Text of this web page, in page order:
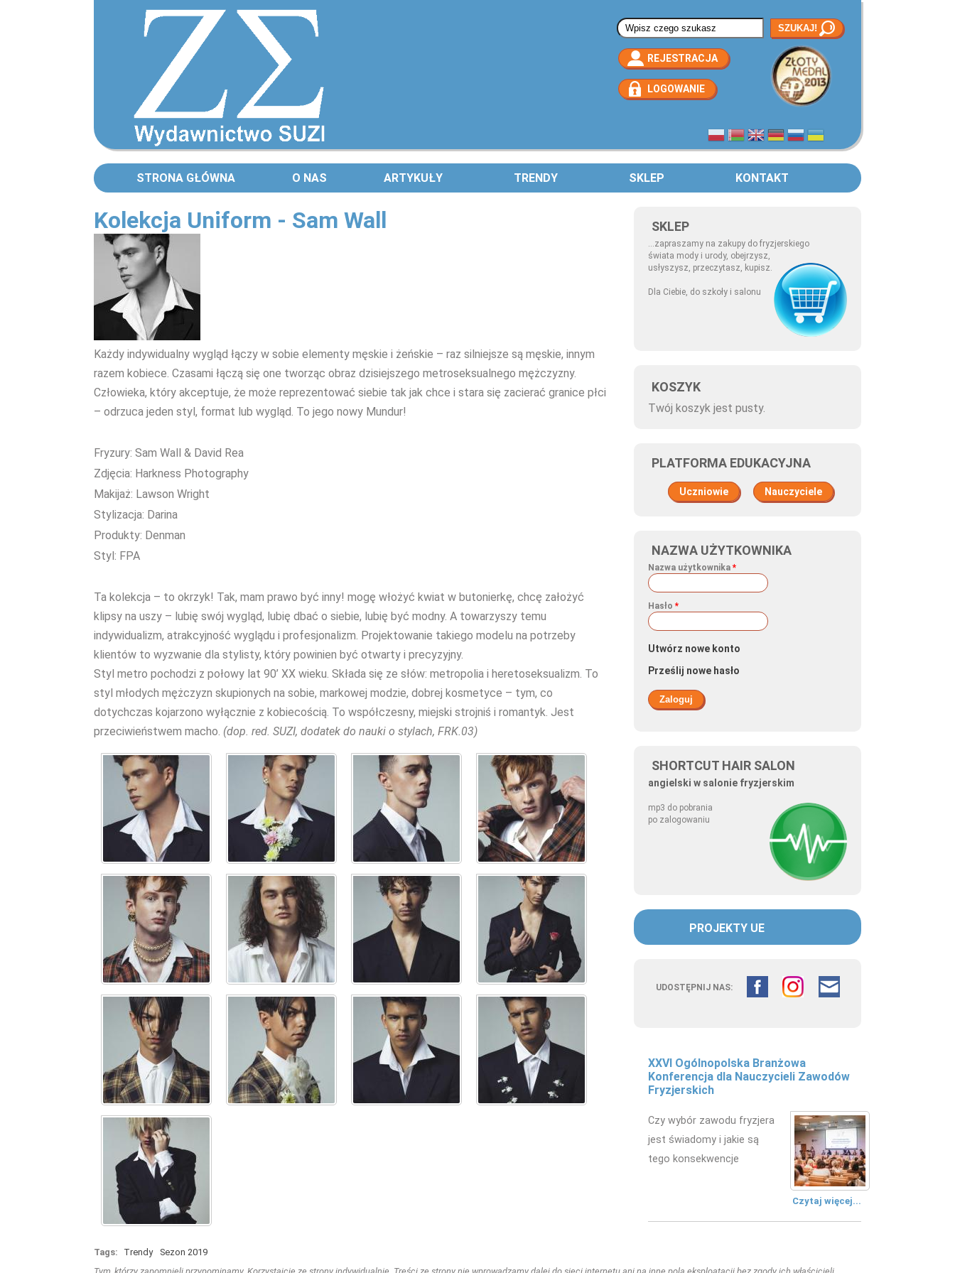
Formularz wyszukiwania
REJESTRACJA
LOGOWANIE
STRONA GŁÓWNA O NAS ARTYKUŁY TRENDY SKLEP KONTAKT
SKLEP
...zapraszamy na zakupy do fryzjerskiego
świata mody i urody, obejrzysz,
usłyszysz, przeczytasz, kupisz.
Dla Ciebie, do szkoły i salonu
KOSZYK
Twój koszyk jest pusty.
PLATFORMA EDUKACYJNA
Uczniowie Nauczyciele
NAZWA UŻYTKOWNIKA
Nazwa użytkownika *
Hasło *
Utwórz nowe konto
Prześlij nowe hasło
SHORTCUT HAIR SALON
angielski w salonie fryzjerskim
mp3 do pobrania
po zalogowaniu
PROJEKTY UE
UDOSTĘPNIJ NAS:
XXVI Ogólnopolska Branżowa
Konferencja dla Nauczycieli Zawodów
Fryzjerskich
Czy wybór zawodu fryzjera
jest świadomy i jakie są
tego konsekwencje
Czytaj więcej...
Kolekcja Uniform - Sam Wall
Każdy indywidualny wygląd łączy w sobie elementy męskie i żeńskie – raz silniejsze są męskie, innym
razem kobiece. Czasami łączą się one tworząc obraz dzisiejszego metroseksualnego mężczyzny.
Człowieka, który akceptuje, że może reprezentować siebie tak jak chce i stara się zacierać granice płci
– odrzuca jeden styl, format lub wygląd. To jego nowy Mundur!
Fryzury: Sam Wall & David Rea
Zdjęcia: Harkness Photography
Makijaż: Lawson Wright
Stylizacja: Darina
Produkty: Denman
Styl: FPA
Ta kolekcja – to okrzyk! Tak, mam prawo być inny! mogę włożyć kwiat w butonierkę, chcę założyć
klipsy na uszy – lubię swój wygląd, lubię dbać o siebie, lubię być modny. A towarzyszy temu
indywidualizm, atrakcyjność wyglądu i profesjonalizm. Projektowanie takiego modelu na potrzeby
klientów to wyzwanie dla stylisty, który powinien być otwarty i precyzyjny.
Styl metro pochodzi z połowy lat 90’ XX wieku. Składa się ze słów: metropolia i heretoseksualizm. To
styl młodych mężczyzn skupionych na sobie, markowej modzie, dobrej kosmetyce – tym, co
dotychczas kojarzono wyłącznie z kobiecością. To współczesny, miejski strojniś i romantyk. Jest
przeciwieństwem macho. (dop. red. SUZI, dodatek do nauki o stylach, FRK.03)
Tags: Trendy
Sezon 2019